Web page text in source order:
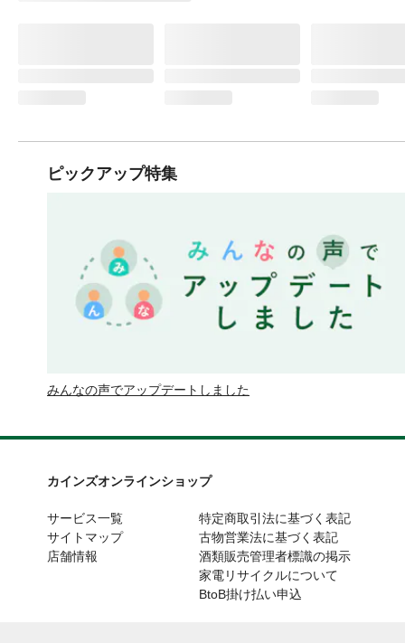
ピックアップ特集
みんなの声でアップデートしました
カインズオンラインショップ
サービス一覧
サイトマップ
店舗情報
特定商取引法に基づく表記
古物営業法に基づく表記
酒類販売管理者標識の掲示
家電リサイクルについて
BtoB掛け払い申込